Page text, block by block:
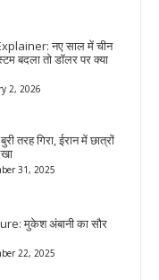
नए साल में चीन
बदला तो डॉलर पर क्या
2, 2026
तरह गिरा, ईरान में छात्रों
31, 2025
मुकेश अंबानी का सौर
22, 2025